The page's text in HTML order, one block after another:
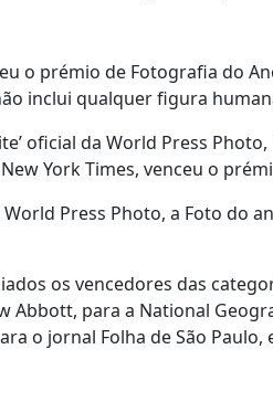
o prémio de Fotografia do
inclui qualquer figura
oficial da World Press
York Times, venceu o
Press Photo, a Foto do
os vencedores das
para a National
o jornal Folha de São